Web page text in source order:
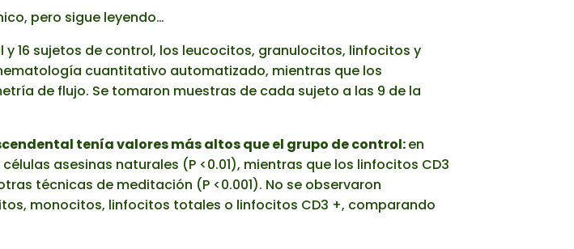
pero sigue leyendo…
16 sujetos de control, los leucocitos, granulocitos, linfocitos y
cuantitativo automatizado, mientras que los
de flujo. Se tomaron muestras de cada sujeto a las 9 de la
tenía valores más altos que el grupo de control:en
asesinas naturales (P <0.01), mientras que los linfocitos CD3
técnicas de meditación (P <0.001). No se observaron
monocitos, linfocitos totales o linfocitos CD3 +, comparando